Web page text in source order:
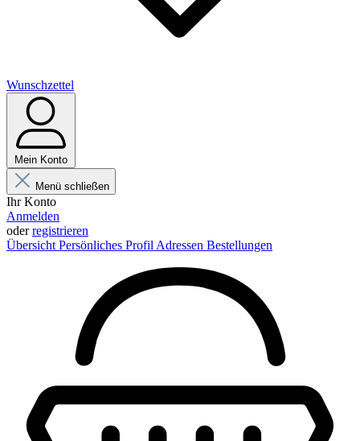
Wunschzettel
Mein Konto
Menü schließen
Ihr Konto
Anmelden
oderregistrieren
Übersicht Persönliches Profil Adressen Bestellungen